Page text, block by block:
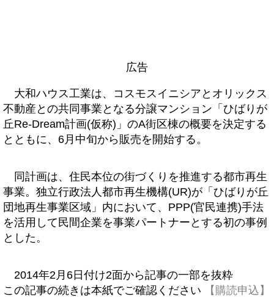
広告
大和ハウス工業は、コスモスイニシアとオリックス
不動産との共同事業となる分譲マンション「ひばりが
丘Re-Dream計画(仮称)」のA街区棟の概要を決定する
とともに、6月中旬から販売を開始する。
同計画は、住民本位の街づくりを推進する都市再生
事業。独立行政法人都市再生機構(UR)が「ひばりが丘
団地再生事業区域」内において、PPP(官民連携)手法
を活用して民間企業を事業パートナーとする初の事例
とした。
2014年2月6日付け2面から記事の一部を抜粋
この記事の続きは本紙でご確認ください
【購読申込】